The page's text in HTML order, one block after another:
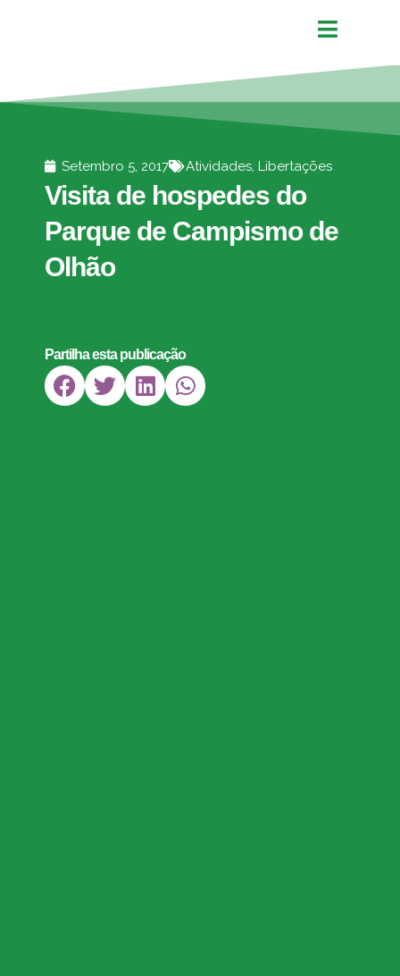
Setembro 5, 2017 Atividades, Libertações
Visita de hospedes do
Parque de Campismo de
Olhão
Partilha esta publicação